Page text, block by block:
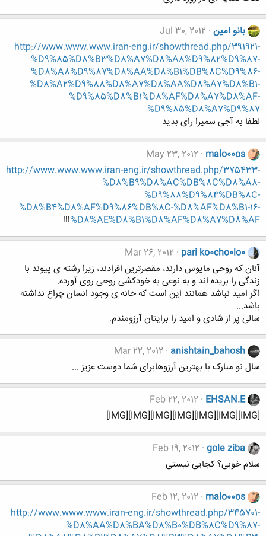
بانو امین Jul 30, 2012
http://www.www.www.iran-eng.ir/showthread.php/391921-
%D9%85%D8%B3%D8%A7%D8%A8%D9%82%D9%87-
%D8%A8%D9%87%D8%AA%D8%B1%DB%8C%D9%86-
%D8%A2%D9%88%D8%A7%D8%AA%D8%A7%D8%B1-
%D9%85%D8%B1%D8%AF%D8%A7%D8%AF-
%D9%85%D8%A7%D9%87
لطفا به آجی سمیرا رای بدید
malo00os
May 23, 2012
http://www.www.www.iran-eng.ir/showthread.php/375433-
%D8%B9%D8%AC%DB%8C%D8%A8-
%D9%88%D9%84%DB%8C-
%D8%B4%D8%AF%D9%86%DB%8C-%D8%AF%D8%B1-16-
%D8%AE%D8%B1%D8%AF%D8%A7%D8%AF
!!!
pari ko0cho0lo0
Mar 26, 2012
آنان که روحی مایوس دارند، مقصرترین افرادند، زیرا رشته ی پیوند با
زندگی را بریده اند و به نوعی به خودکشی روحی روی آورده.
اگر امید نباشد همانند این است که خانه ی وجود انسان چراغ نداشته
باشد...
سالی پر از شادی و امید را برایتان آرزومندم.
anishtain_bahosh
Mar 22, 2012
سال نو مبارک با بهترین آرزوهابرای شما دوست عزیز ...
EHSAN.E
Feb 22, 2012
[IMG][IMG][IMG][IMG][IMG][IMG][IMG]
gole ziba
Feb 19, 2012
سلام خوبی؟ کجایی نیستی
malo00os
Feb 12, 2012
http://www.www.www.iran-eng.ir/showthread.php/345701-
%D8%AA%D8%BA%D8%B0%DB%8C%D9%87-